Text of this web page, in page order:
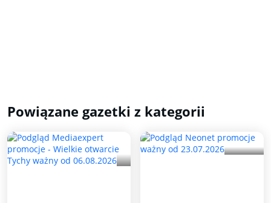
Powiązane gazetki z kategorii